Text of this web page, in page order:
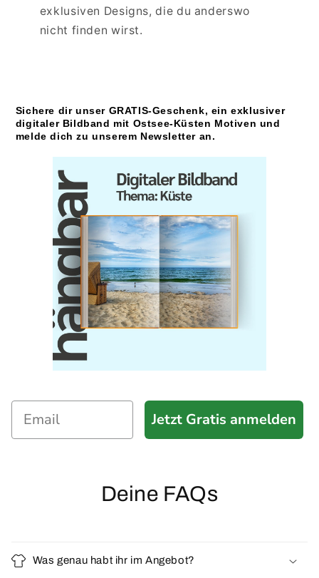
exklusiven Designs, die du anderswo
nicht finden wirst.
Sichere dir unser GRATIS-Geschenk, ein exklusiver
digitaler Bildband mit Ostsee-Küsten Motiven und
melde dich zu unserem Newsletter an.
Jetzt Gratis anmelden
Deine FAQs
Was genau habt ihr im Angebot?